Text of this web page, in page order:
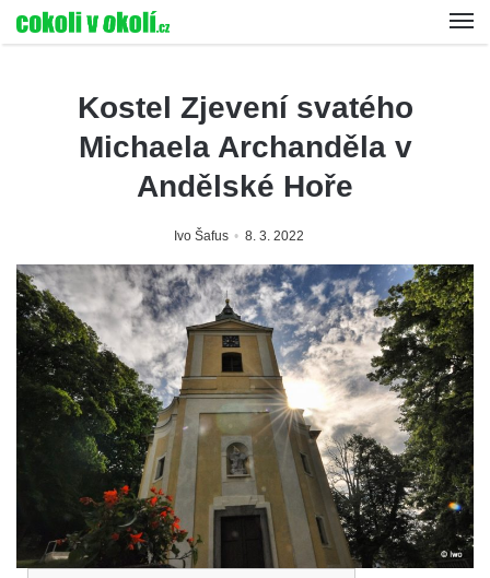
Kostel Zjevení svatého
Michaela Archanděla v
Andělské Hoře
Ivo Šafus 8. 3. 2022